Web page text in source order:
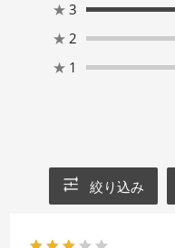
★ 3
★ 2
★ 1
絞り込み